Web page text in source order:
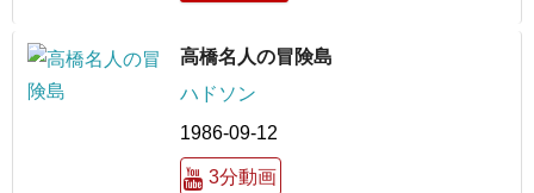
高橋名人の冒険島
ハドソン
1986-09-12
3分動画